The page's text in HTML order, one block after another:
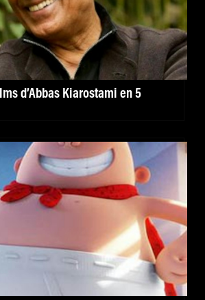
d’Abbas Kiarostami en 5